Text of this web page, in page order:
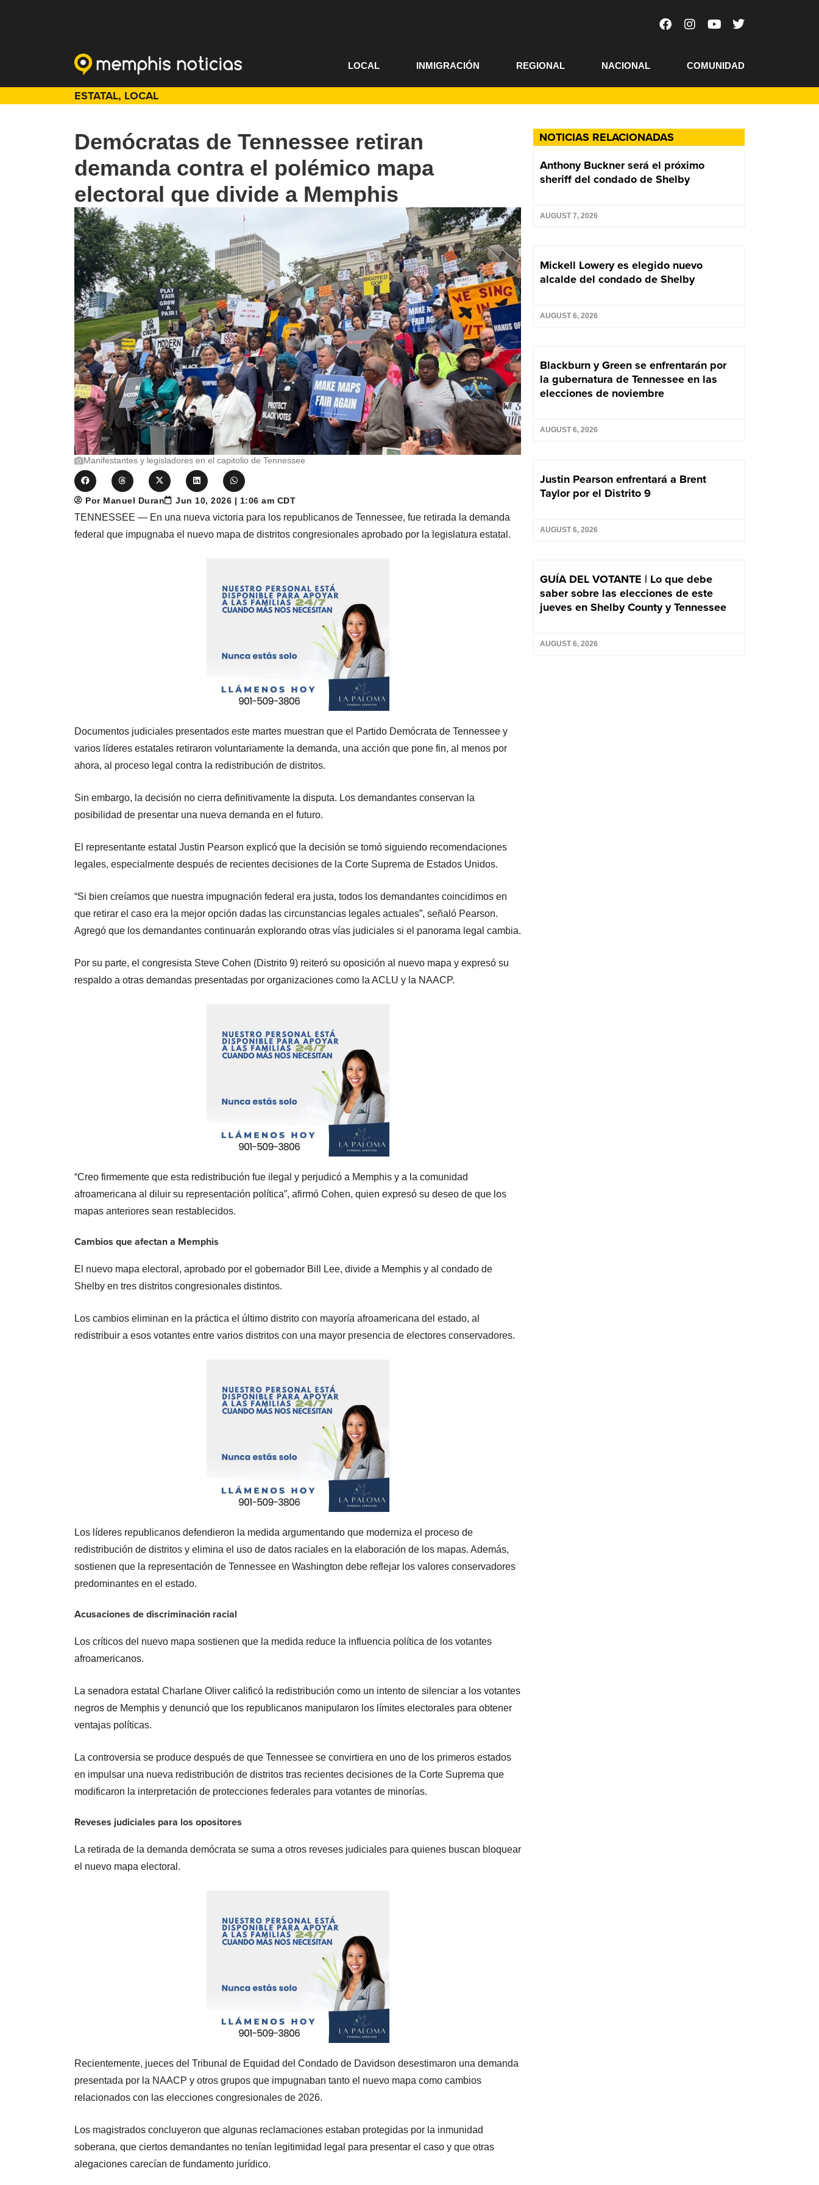
LOCAL INMIGRACIÓN REGIONAL NACIONAL COMUNIDAD
ESTATAL, LOCAL
NOTICIAS RELACIONADAS
Anthony Buckner será el próximo
sheriff del condado de Shelby
AUGUST 7, 2026
Mickell Lowery es elegido nuevo
alcalde del condado de Shelby
AUGUST 6, 2026
Blackburn y Green se enfrentarán por
la gubernatura de Tennessee en las
elecciones de noviembre
AUGUST 6, 2026
Justin Pearson enfrentará a Brent
Taylor por el Distrito 9
AUGUST 6, 2026
GUÍA DEL VOTANTE | Lo que debe
saber sobre las elecciones de este
jueves en Shelby County y Tennessee
AUGUST 6, 2026
Demócratas de Tennessee retiran
demanda contra el polémico mapa
electoral que divide a Memphis
Manifestantes y legisladores en el capitolio de Tennessee
Por Manuel Duran Jun 10, 2026 | 1:06 am CDT
TENNESSEE — En una nueva victoria para los republicanos de Tennessee, fue retirada la demanda
federal que impugnaba el nuevo mapa de distritos congresionales aprobado por la legislatura estatal.
Documentos judiciales presentados este martes muestran que el Partido Demócrata de Tennessee y
varios líderes estatales retiraron voluntariamente la demanda, una acción que pone fin, al menos por
ahora, al proceso legal contra la redistribución de distritos.
Sin embargo, la decisión no cierra definitivamente la disputa. Los demandantes conservan la
posibilidad de presentar una nueva demanda en el futuro.
El representante estatal Justin Pearson explicó que la decisión se tomó siguiendo recomendaciones
legales, especialmente después de recientes decisiones de la Corte Suprema de Estados Unidos.
“Si bien creíamos que nuestra impugnación federal era justa, todos los demandantes coincidimos en
que retirar el caso era la mejor opción dadas las circunstancias legales actuales”, señaló Pearson.
Agregó que los demandantes continuarán explorando otras vías judiciales si el panorama legal cambia.
Por su parte, el congresista Steve Cohen (Distrito 9) reiteró su oposición al nuevo mapa y expresó su
respaldo a otras demandas presentadas por organizaciones como la ACLU y la NAACP.
“Creo firmemente que esta redistribución fue ilegal y perjudicó a Memphis y a la comunidad
afroamericana al diluir su representación política”, afirmó Cohen, quien expresó su deseo de que los
mapas anteriores sean restablecidos.
Cambios que afectan a Memphis
El nuevo mapa electoral, aprobado por el gobernador Bill Lee, divide a Memphis y al condado de
Shelby en tres distritos congresionales distintos.
Los cambios eliminan en la práctica el último distrito con mayoría afroamericana del estado, al
redistribuir a esos votantes entre varios distritos con una mayor presencia de electores conservadores.
Los líderes republicanos defendieron la medida argumentando que moderniza el proceso de
redistribución de distritos y elimina el uso de datos raciales en la elaboración de los mapas. Además,
sostienen que la representación de Tennessee en Washington debe reflejar los valores conservadores
predominantes en el estado.
Acusaciones de discriminación racial
Los críticos del nuevo mapa sostienen que la medida reduce la influencia política de los votantes
afroamericanos.
La senadora estatal Charlane Oliver calificó la redistribución como un intento de silenciar a los votantes
negros de Memphis y denunció que los republicanos manipularon los límites electorales para obtener
ventajas políticas.
La controversia se produce después de que Tennessee se convirtiera en uno de los primeros estados
en impulsar una nueva redistribución de distritos tras recientes decisiones de la Corte Suprema que
modificaron la interpretación de protecciones federales para votantes de minorías.
Reveses judiciales para los opositores
La retirada de la demanda demócrata se suma a otros reveses judiciales para quienes buscan bloquear
el nuevo mapa electoral.
Recientemente, jueces del Tribunal de Equidad del Condado de Davidson desestimaron una demanda
presentada por la NAACP y otros grupos que impugnaban tanto el nuevo mapa como cambios
relacionados con las elecciones congresionales de 2026.
Los magistrados concluyeron que algunas reclamaciones estaban protegidas por la inmunidad
soberana, que ciertos demandantes no tenían legitimidad legal para presentar el caso y que otras
alegaciones carecían de fundamento jurídico.